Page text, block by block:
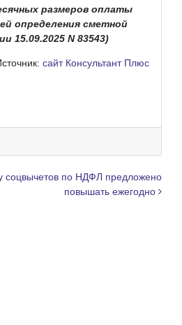
размеров оплаты
определения сметной
15.09.2025 N 83543)
сайт Консультант Плюс
соцвычетов по НДФЛ предложено
повышать ежегодно